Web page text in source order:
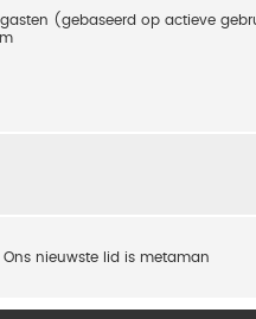
(gebaseerd op actieve
Ons nieuwste lid is metaman